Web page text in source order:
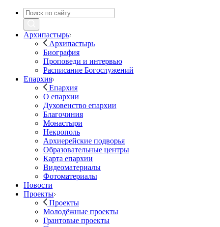
Архипастырь
Архипастырь
Биография
Проповеди и интервью
Расписание Богослужений
Епархия
Епархия
О епархии
Духовенство епархии
Благочиния
Монастыри
Некрополь
Архиерейские подворья
Образовательные центры
Карта епархии
Видеоматериалы
Фотоматериалы
Новости
Проекты
Проекты
Молодёжные проекты
Грантовые проекты